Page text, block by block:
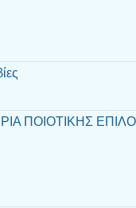
ΠΟΙΟΤΙΚΗΣ